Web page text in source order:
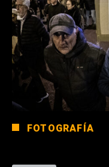
FOTOGRAFÍA